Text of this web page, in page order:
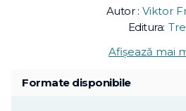
Autor : Viktor
Editura:
Afișează mai
Formate disponibile